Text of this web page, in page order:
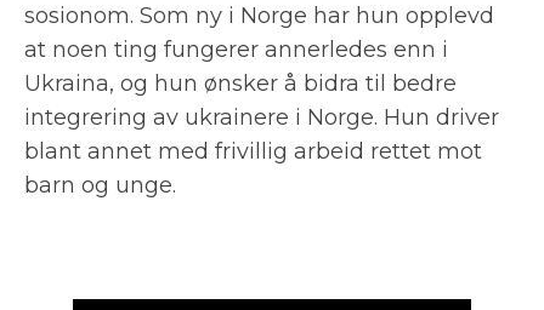
sosionom. Som ny i Norge har hun opplevd
at noen ting fungerer annerledes enn i
Ukraina, og hun ønsker å bidra til bedre
integrering av ukrainere i Norge. Hun driver
blant annet med frivillig arbeid rettet mot
barn og unge.